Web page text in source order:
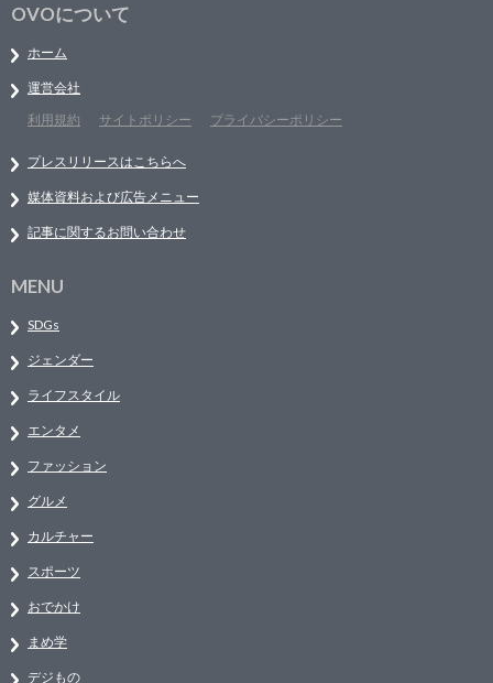
OVOについて
ホーム
運営会社
利用規約
サイトポリシー プライバシーポリシー
プレスリリースはこちらへ
媒体資料および広告メニュー
記事に関するお問い合わせ
MENU
SDGs
ジェンダー
ライフスタイル
エンタメ
ファッション
グルメ
カルチャー
スポーツ
おでかけ
まめ学
デジもの